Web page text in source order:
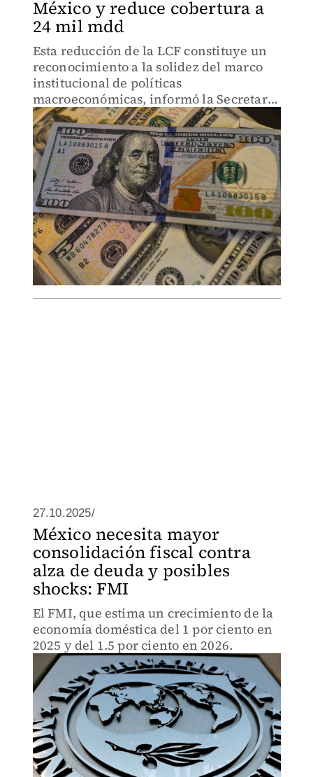
México y reduce cobertura a
24 mil mdd
Esta reducción de la LCF constituye un
reconocimiento a la solidez del marco
institucional de políticas
macroeconómicas, informó la Secretaría
de Hacienda y Banxico.
27.10.2025/
México necesita mayor
consolidación fiscal contra
alza de deuda y posibles
shocks: FMI
El FMI, que estima un crecimiento de la
economía doméstica del 1 por ciento en
2025 y del 1.5 por ciento en 2026.